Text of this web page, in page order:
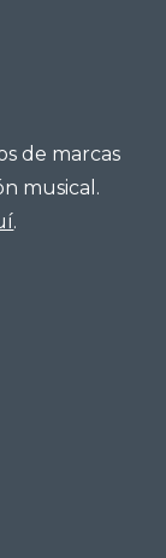
de marcas
musical.
.